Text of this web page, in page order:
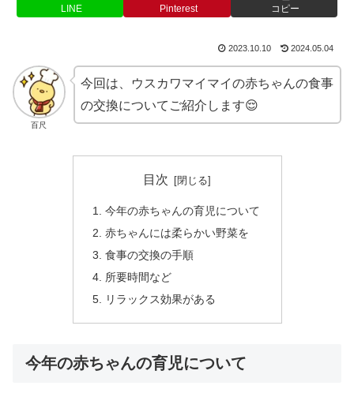
LINE Pinterest コピー
2023.10.10 2024.05.04
百尺
今回は、ウスカワマイマイの赤ちゃんの食事
の交換についてご紹介します😌
目次
今年の赤ちゃんの育児について
赤ちゃんには柔らかい野菜を
食事の交換の手順
所要時間など
リラックス効果がある
今年の赤ちゃんの育児について